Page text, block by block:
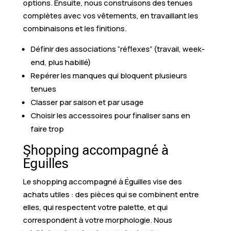
options. Ensuite, nous construisons des tenues
complètes avec vos vêtements, en travaillant les
combinaisons et les finitions.
Définir des associations “réflexes” (travail, week-
end, plus habillé)
Repérer les manques qui bloquent plusieurs
tenues
Classer par saison et par usage
Choisir les accessoires pour finaliser sans en
faire trop
Shopping accompagné à
Éguilles
Le shopping accompagné à Éguilles vise des
achats utiles : des pièces qui se combinent entre
elles, qui respectent votre palette, et qui
correspondent à votre morphologie. Nous